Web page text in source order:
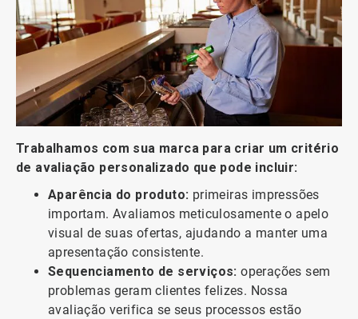
Trabalhamos com sua marca para criar um critério
de avaliação personalizado que pode incluir:
Aparência do produto: primeiras impressões
importam. Avaliamos meticulosamente o apelo
visual de suas ofertas, ajudando a manter uma
apresentação consistente.
Sequenciamento de serviços: operações sem
problemas geram clientes felizes. Nossa
avaliação verifica se seus processos estão